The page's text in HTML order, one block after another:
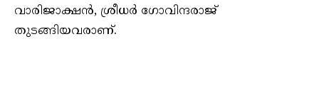
വാരിജാക്ഷൻ, ശ്രീധർ ഗോവിന്ദരാജ്
തുടങ്ങിയവരാണ്.